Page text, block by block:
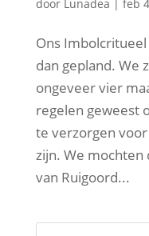
door Lunadea | feb
Ons
dan gepland. We
ongeveer vier
regelen geweest
te verzorgen
zijn. We
van Ruigoord...